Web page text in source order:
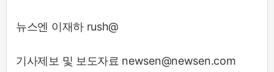
뉴스엔 이재하 rush@
기사제보 및 보도자료 newsen@newsen.com